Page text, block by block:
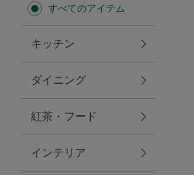
無重力シリーズ
トラベルグッズ
ランチ
すべてのアイテム
キッチン
ダイニング
紅茶・フード
インテリア